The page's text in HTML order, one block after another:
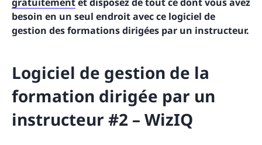
besoin en un seul endroit avec ce logiciel de
gestion des formations dirigées par un instructeur.
Logiciel de gestion de la
formation dirigée par un
instructeur #2 – WizIQ